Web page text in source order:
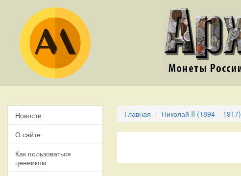
Новости
О сайте
Как пользоваться
ценником
Главная Николай II (1894 – 1917)